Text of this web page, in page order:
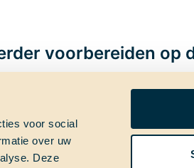
voor social
over uw
Deze
voorbereiden op
Social media